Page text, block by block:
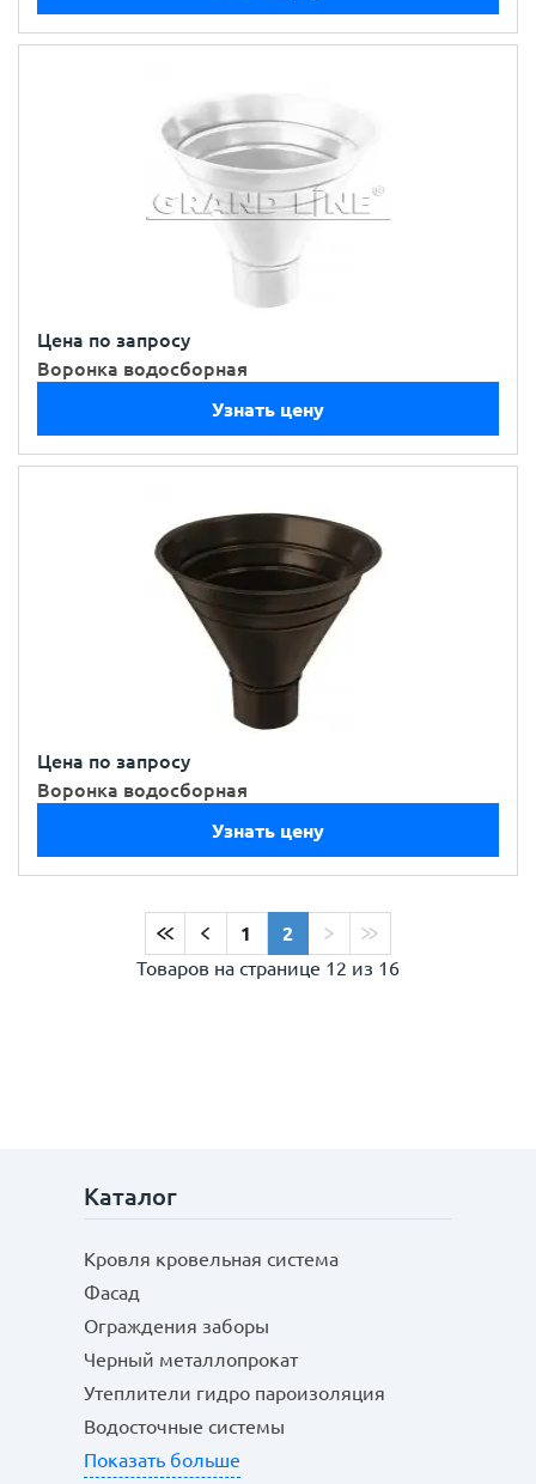
Цена по запросу
Воронка водосборная
Узнать цену
Цена по запросу
Воронка водосборная
Узнать цену
1
2
Товаров на странице 12 из 16
Каталог
Кровля кровельная система
Фасад
Ограждения заборы
Черный металлопрокат
Утеплители гидро пароизоляция
Водосточные системы
Показать больше